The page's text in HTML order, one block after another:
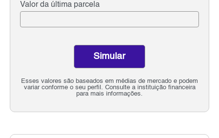
Valor da última parcela
Esses valores são baseados em médias de mercado e podem
variar conforme o seu perfil. Consulte a instituição financeira
para mais informações.
Simular